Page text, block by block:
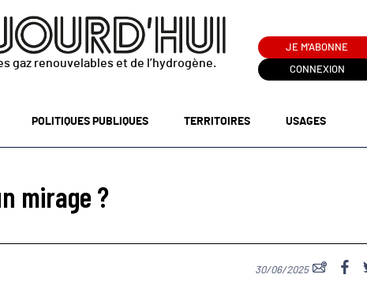
gaz renouvelables et de l’hydrogène.
JE M'ABONNE
CONNEXION
POLITIQUES PUBLIQUES TERRITOIRES USAGES
mirage ?
30/06/2025